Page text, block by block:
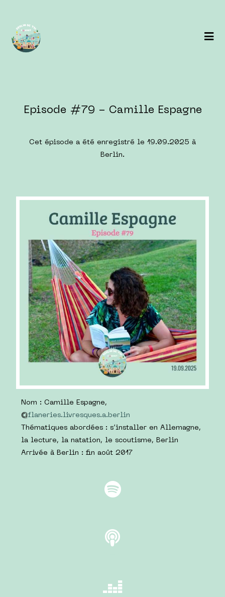
Episode #79 - Camille Espagne
Cet épisode a été enregistré le 19.09.2025 à
Berlin.
Nom : Camille Espagne,
@flaneries.livresques.a.berlin
Thématiques abordées : s’installer en Allemagne,
la lecture, la natation, le scoutisme, Berlin
Arrivée à Berlin : fin août 2017